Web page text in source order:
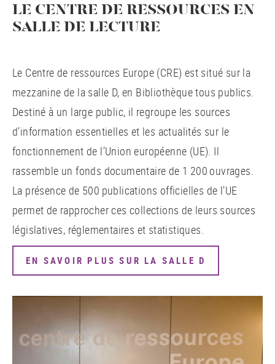
LE CENTRE DE RESSOURCES EN
SALLE DE LECTURE
Le Centre de ressources Europe (CRE) est situé sur la
mezzanine de la salle D, en Bibliothèque tous publics.
Destiné à un large public, il regroupe les sources
d’information essentielles et les actualités sur le
fonctionnement de l’Union européenne (UE). Il
rassemble un fonds documentaire de 1 200 ouvrages.
La présence de 500 publications officielles de l’UE
permet de rapprocher ces collections de leurs sources
législatives, réglementaires et statistiques.
EN SAVOIR PLUS SUR LA SALLE D